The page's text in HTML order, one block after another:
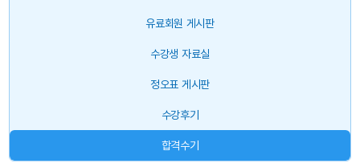
유료회원 게시판
수강생 자료실
정오표 게시판
수강후기
합격수기